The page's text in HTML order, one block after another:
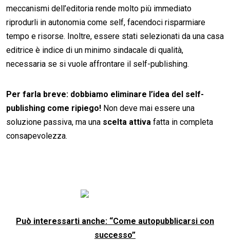
meccanismi dell’editoria rende molto più immediato
riprodurli in autonomia come self, facendoci risparmiare
tempo e risorse. Inoltre, essere stati selezionati da una casa
editrice è indice di un minimo sindacale di qualità,
necessaria se si vuole affrontare il self-publishing.
Per farla breve: dobbiamo eliminare l’idea del self-
publishing come ripiego! Non deve mai essere una
soluzione passiva, ma una scelta attiva fatta in completa
consapevolezza.
Può interessarti anche: “Come autopubblicarsi con
successo”